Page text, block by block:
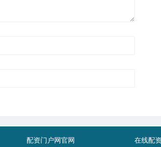
配资门户网官网 在线配